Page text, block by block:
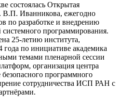
состоялась Открытая
Иванникова, ежегодно
по разработке и внедрению
программирования.
25-летию института,
года по инициативе академика
темами пленарной сессии
организация центра
программного
сотрудничества ИСП РАН с